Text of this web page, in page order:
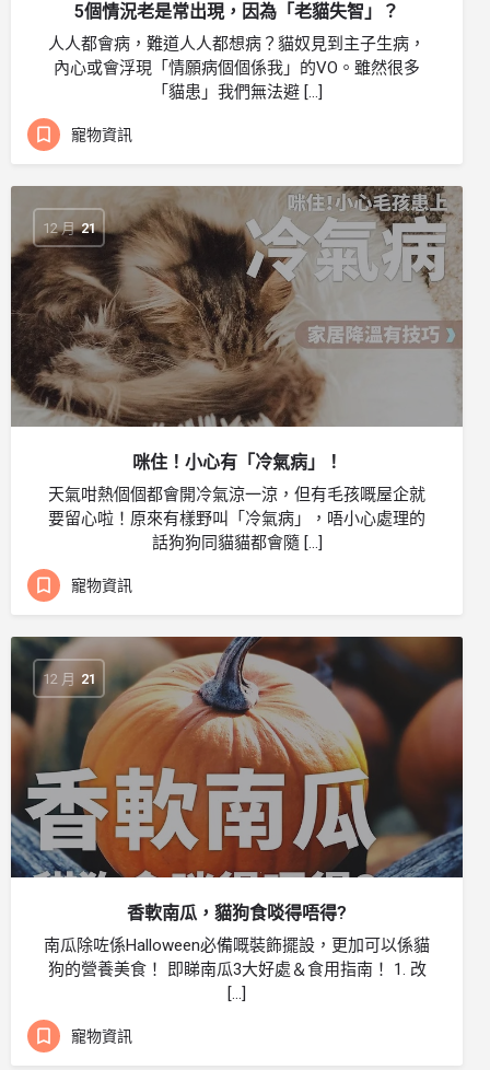
5個情況老是常出現，因為「老貓失智」？
人人都會病，難道人人都想病？貓奴見到主子生病，
內心或會浮現「情願病個個係我」的VO。雖然很多
「貓患」我們無法避 […]
寵物資訊
12 月 21
咪住！小心有「冷氣病」！
天氣咁熱個個都會開冷氣涼一涼，但有毛孩嘅屋企就
要留心啦！原來有樣野叫「冷氣病」，唔小心處理的
話狗狗同貓貓都會隨 […]
寵物資訊
12 月 21
香軟南瓜，貓狗食啖得唔得?
南瓜除咗係Halloween必備嘅裝飾擺設，更加可以係貓
狗的營養美食！ 即睇南瓜3大好處＆食用指南！ 1. 改
[…]
寵物資訊